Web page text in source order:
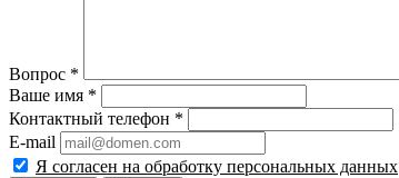
Вопрос *
Ваше имя *
Контактный телефон *
E-mail
Я согласен на обработку персональных данных